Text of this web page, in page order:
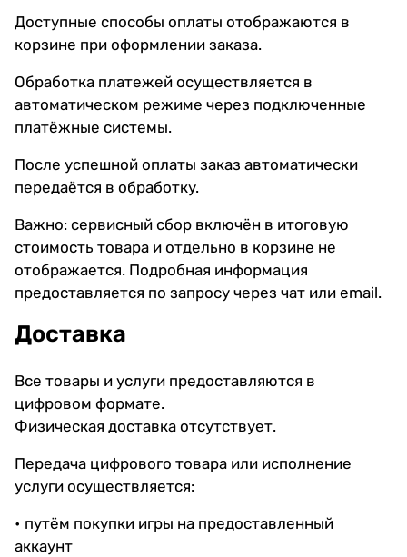
Доступные способы оплаты отображаются в
корзине при оформлении заказа.
Обработка платежей осуществляется в
автоматическом режиме через подключенные
платёжные системы.
После успешной оплаты заказ автоматически
передаётся в обработку.
Важно: сервисный сбор включён в итоговую
стоимость товара и отдельно в корзине не
отображается. Подробная информация
предоставляется по запросу через чат или email.
Доставка
Все товары и услуги предоставляются в
цифровом формате.
Физическая доставка отсутствует.
Передача цифрового товара или исполнение
услуги осуществляется:
• путём покупки игры на предоставленный
аккаунт